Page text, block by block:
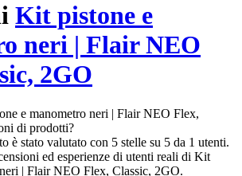
Kit pistone e
neri | Flair NEO
2GO
e manometro neri | Flair NEO Flex,
di prodotti?
è stato valutato con 5 stelle su 5 da 1 utenti.
ed esperienze di utenti reali di Kit
| Flair NEO Flex, Classic, 2GO.